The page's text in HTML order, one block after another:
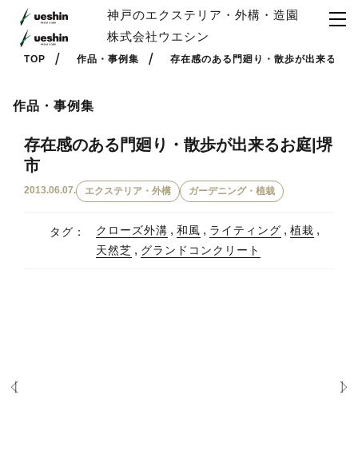
神戸のエクステリア・外構・造園
株式会社ウエシン
TOP 作品・事例集 存在感のある門廻り・散歩が出来るお
作品・事例集
存在感のある門廻り・散歩が出来るお庭|堺
市
2013.06.07. エクステリア・外構 ガーデニング・植栽
タグ： クローズ外溝 和風 ライティング
植栽
天然芝
グランドコンクリート